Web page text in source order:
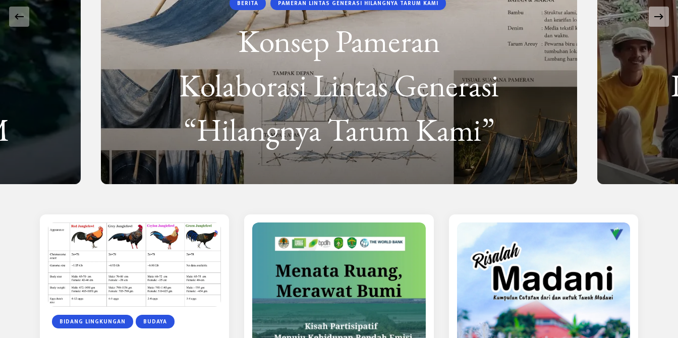
BERITA PAMERAN LINTAS GENERASI HILANGNYA TARUM KAMI
Konsep Pameran
Kolaborasi Lintas Generasi
“Hilangnya Tarum Kami”
BIDANG LINGKUNGAN BUDAYA